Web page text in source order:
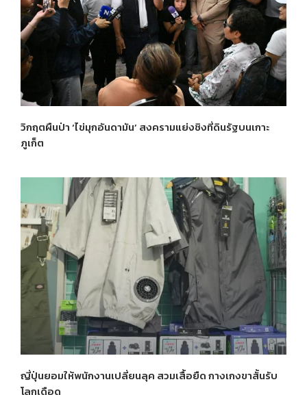
วิกฤตผืนป่า ‘ไข่มุกอันดามัน’ สงครามแย่งชิงที่ดินรัฐบนเกาะ
ภูเก็ต
ญี่ปุ่นยอมให้พนักงานเปลี่ยนลุค สวมเสื้อยืด กางเกงขาสั้นรับ
โลกเดือด